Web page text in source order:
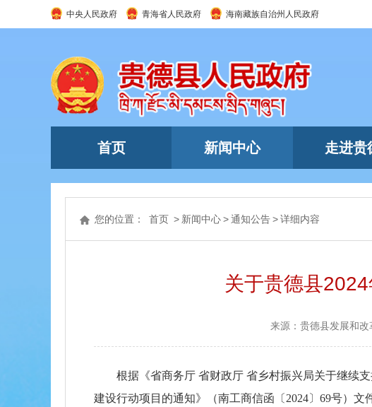
中央人民政府 青海省人民政府 海南藏族自治州人民政府
首页 新闻中心 走进贵
您的位置： 首页 > 新闻中心>通知公告>详细内容
关于贵德县
来源：贵德县发展和改
根据《省商务厅 省财政厅 省乡村振兴局关于继续
建设行动项目的通知》（南工商信函〔2024〕69号）